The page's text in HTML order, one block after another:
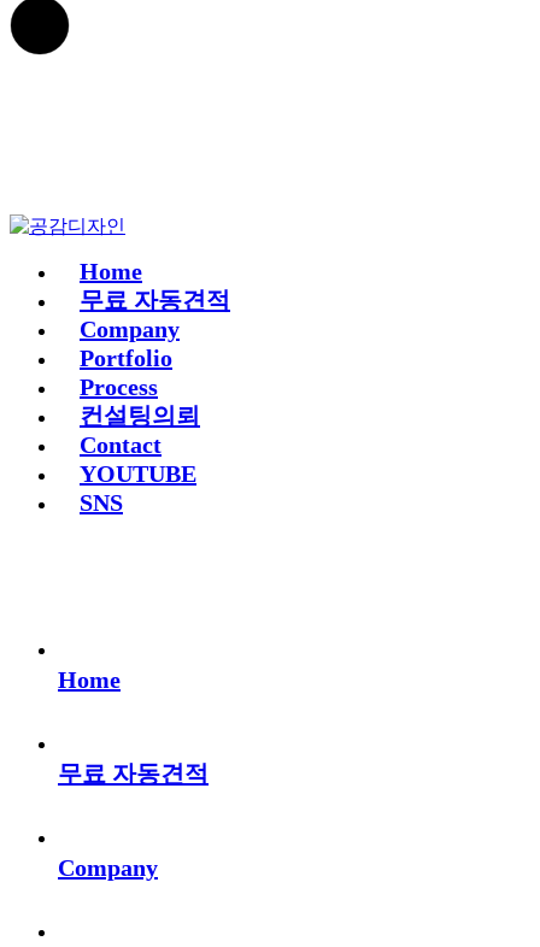
Home
무료 자동견적
Company
Portfolio
Process
컨설팅의뢰
Contact
YOUTUBE
SNS
Home
무료 자동견적
Company